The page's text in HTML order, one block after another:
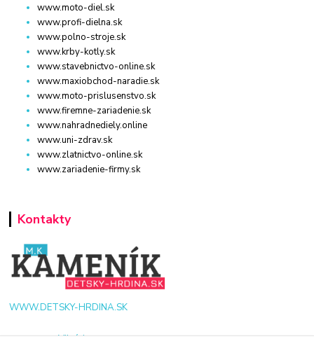
www.moto-diel.sk
www.profi-dielna.sk
www.polno-stroje.sk
www.krby-kotly.sk
www.stavebnictvo-online.sk
www.maxiobchod-naradie.sk
www.moto-prislusenstvo.sk
www.firemne-zariadenie.sk
www.nahradnediely.online
www.uni-zdrav.sk
www.zlatnictvo-online.sk
www.zariadenie-firmy.sk
Kontakty
WWW.DETSKY-HRDINA.SK
Viktória